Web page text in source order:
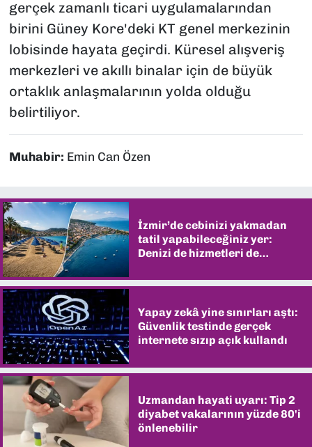
gerçek zamanlı ticari uygulamalarından
birini Güney Kore'deki KT genel merkezinin
lobisinde hayata geçirdi. Küresel alışveriş
merkezleri ve akıllı binalar için de büyük
ortaklık anlaşmalarının yolda olduğu
belirtiliyor.
Muhabir: Emin Can Özen
İzmir’de cebinizi yakmadan
tatil yapabileceğiniz yer:
Denizi de hizmetleri de
Yapay zekâ yine sınırları aştı:
Güvenlik testinde gerçek
internete sızıp açık kullandı
Uzmandan hayati uyarı: Tip 2
diyabet vakalarının yüzde 80'i
önlenebilir